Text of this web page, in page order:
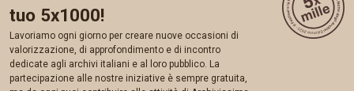
tuo 5x1000!
Lavoriamo ogni giorno per creare nuove occasioni di
valorizzazione, di approfondimento e di incontro
dedicate agli archivi italiani e al loro pubblico. La
partecipazione alle nostre iniziative è sempre gratuita,